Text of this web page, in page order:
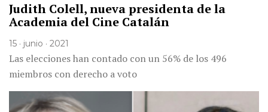
Judith Colell, nueva presidenta de la
Academia del Cine Catalán
15 · junio · 2021
Las elecciones han contado con un 56% de los 496
miembros con derecho a voto